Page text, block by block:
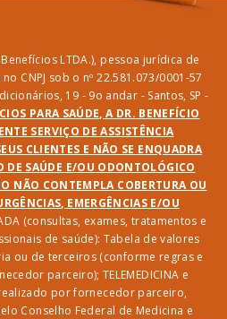
Benefícios LTDA.), pessoa jurídica de
CNPJ sob o nº 22.581.073/0001-57
19 - 9o andar - Santos, SP -
PARA SAÚDE, A DR. BENEFÍCIO
SERVIÇO DE ASSISTÊNCIA
CLIENTES E NÃO SE ENQUADRA
DE SAÚDE E/OU ODONTOLÓGICO
NÃO CONTEMPLA COBERTURA OU
EMERGÊNCIAS E/OU
(consultas, exames, tratamentos e
de saúde): Tabela de valores
ou de terceiros (conforme regras e
parceiro); TELEMEDICINA e
realizado por fornecedor parceiro,
Conselho Federal de Medicina e